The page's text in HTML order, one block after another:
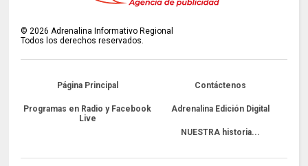
©2026 Adrenalina Informativo Regional
Todos los derechos reservados.
Página Principal Contáctenos
Programas en Radio y Facebook
Live
Adrenalina Edición Digital
NUESTRA historia...